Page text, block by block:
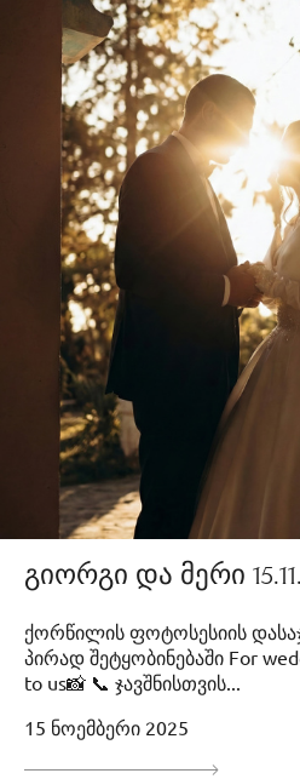
გიორგი და მერი
ქორწილის ფოტოსესიის
პირად შეტყობინებაში For
to us📸 📞 ჯავშნისთვის...
15 ნოემბერი 2025